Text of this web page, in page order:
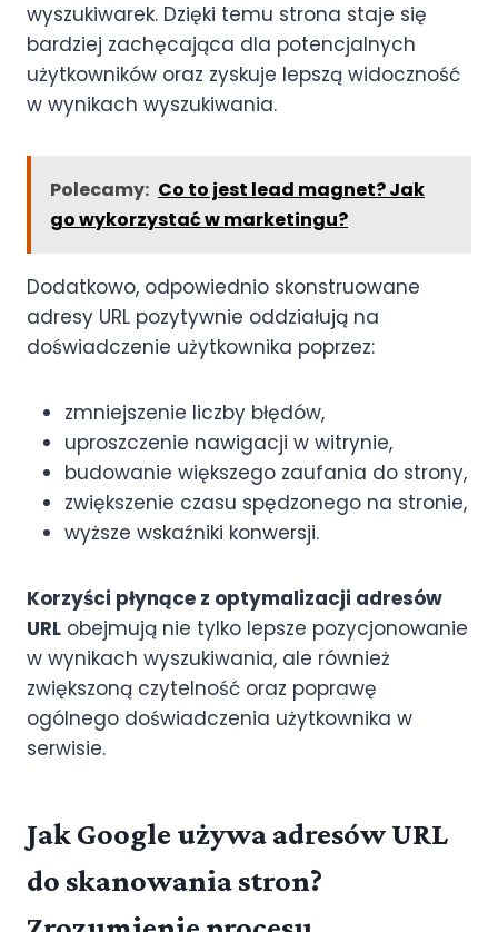
wyszukiwarek. Dzięki temu strona staje się
bardziej zachęcająca dla potencjalnych
użytkowników oraz zyskuje lepszą widoczność
w wynikach wyszukiwania.
Polecamy: Co to jest lead magnet? Jak
go wykorzystać w marketingu?
Dodatkowo, odpowiednio skonstruowane
adresy URL pozytywnie oddziałują na
doświadczenie użytkownika poprzez:
zmniejszenie liczby błędów,
uproszczenie nawigacji w witrynie,
budowanie większego zaufania do strony,
zwiększenie czasu spędzonego na stronie,
wyższe wskaźniki konwersji.
Korzyści płynące z optymalizacji adresów
URL obejmują nie tylko lepsze pozycjonowanie
w wynikach wyszukiwania, ale również
zwiększoną czytelność oraz poprawę
ogólnego doświadczenia użytkownika w
serwisie.
Jak Google używa adresów URL
do skanowania stron?